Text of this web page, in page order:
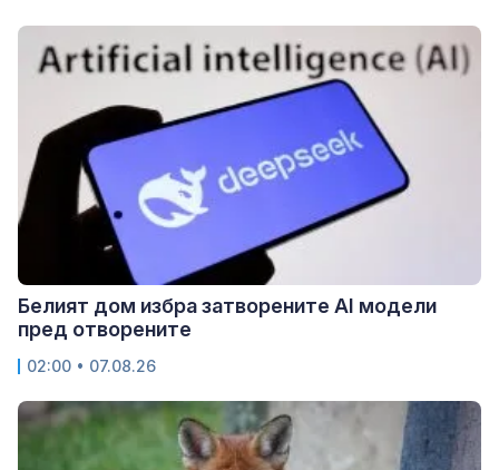
Белият дом избра затворените AI модели
пред отворените
02:00 • 07.08.26